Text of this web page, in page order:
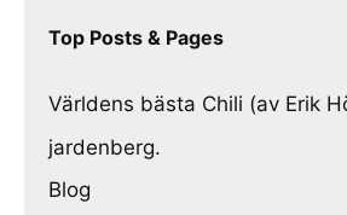
Top Posts & Pages
Världens bästa Chili (av Erik
jardenberg.
Blog